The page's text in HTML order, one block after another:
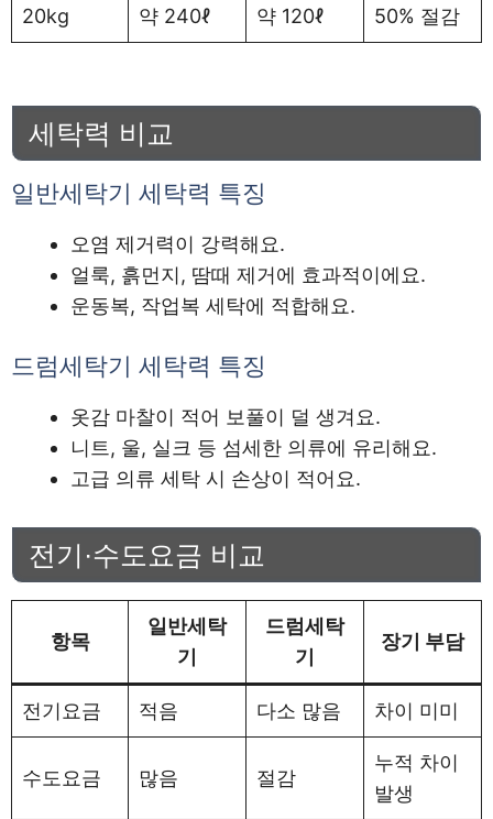
20kg 약 240ℓ 약 120ℓ 50% 절감
세탁력 비교
일반세탁기 세탁력 특징
오염 제거력이 강력해요.
얼룩, 흙먼지, 땀때 제거에 효과적이에요.
운동복, 작업복 세탁에 적합해요.
드럼세탁기 세탁력 특징
옷감 마찰이 적어 보풀이 덜 생겨요.
니트, 울, 실크 등 섬세한 의류에 유리해요.
고급 의류 세탁 시 손상이 적어요.
전기·수도요금 비교
항목
일반세탁
기
드럼세탁
기
장기 부담
전기요금 적음 다소 많음 차이 미미
수도요금 많음 절감
누적 차이
발생